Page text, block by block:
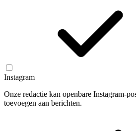
Instagram
Onze redactie kan openbare Instagram-
toevoegen aan berichten.